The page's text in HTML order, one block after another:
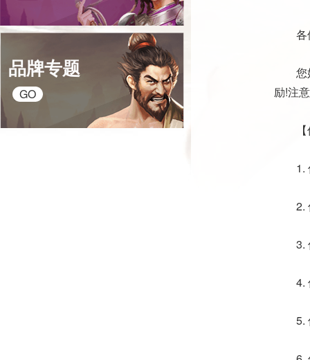
品牌专题
GO
各
您
励!注
1.
2.
3.
4.
5.